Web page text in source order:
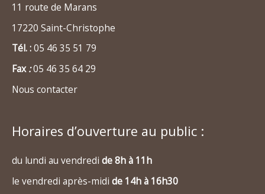
11 route de Marans
17220 Saint-Christophe
Tél. :05 46 35 51 79
Fax:05 46 35 64 29
Nous contacter
Horaires d’ouverture au public :
du lundi au vendredi de 8h à 11h
le vendredi après-midi de 14h à 16h30